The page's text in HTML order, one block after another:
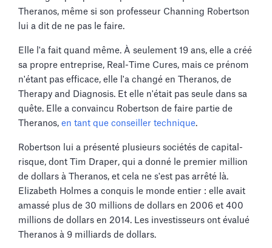
Theranos, même si son professeur Channing Robertson
lui a dit de ne pas le faire.
Elle l'a fait quand même. À seulement 19 ans, elle a créé
sa propre entreprise, Real-Time Cures, mais ce prénom
n'étant pas efficace, elle l'a changé en Theranos, de
Therapy and Diagnosis. Et elle n'était pas seule dans sa
quête. Elle a convaincu Robertson de faire partie de
Theranos, en tant que conseiller technique.
Robertson lui a présenté plusieurs sociétés de capital-
risque, dont Tim Draper, qui a donné le premier million
de dollars à Theranos, et cela ne s'est pas arrêté là.
Elizabeth Holmes a conquis le monde entier : elle avait
amassé plus de 30 millions de dollars en 2006 et 400
millions de dollars en 2014. Les investisseurs ont évalué
Theranos à 9 milliards de dollars.